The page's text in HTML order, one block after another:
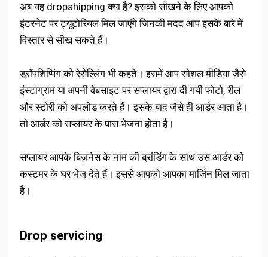
अब यह dropshipping क्या है? इसको सीखने के लिए आपको
इंटरनेट पर ट्यूटोरियल मिल जाएंगे जिनकी मदद आप इसके बारे में
विस्तार से सीख सकते हैं।
ड्रॉपशिप्पिंग को रेसेल्लिंग भी कहते। इसमें आप सोशल मीडिया जैसे
इंस्टाग्राम या अपनी वेबसाइट पर सप्लायर द्वारा दी गयी फोटो, रील
और स्टोरी को अपलोड करते हैं। इसके बाद जैसे ही आर्डर आता है।
तो आर्डर को सप्लायर के पास भेजना होता है।
सप्लायर आपके बिज़नेस के नाम की ब्रांडिंग के साथ उस आर्डर को
कस्टमर के घर भेज देते हैं। इससे आपको आपका मार्जिन मिल जाता
है।
Drop servicing